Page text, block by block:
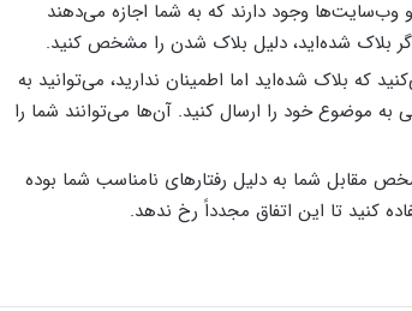
وب‌سایت‌ها وجود دارند که به شما اجازه می‌دهند
بلاک شده‌اید، دلیل بلاک شدن را مشخص کنید.
که بلاک شده‌اید اما اطمینان ندارید، می‌توانید به
به موضوع خود را ارسال کنید. آن‌ها می‌توانند شما را
مقابل شما به دلیل رفتارهای نامناسب شما بوده
کنید تا این اتفاق مجدداً رخ ندهد.